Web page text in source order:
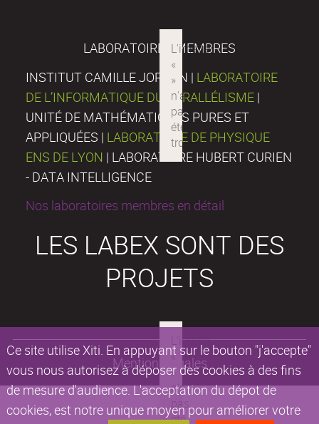
Ce site utilise Xiti. En appuyant sur le bouton "j'accepte"
vous nous autorisez à déposer des cookies à des fins
de mesure d'audience. L'acceptation du dépot de
cookies, est notre unique moyen pour améliorer votre
LABORATOIRES MEMBRES
INSTITUT CAMILLE JORDAN | LABORATOIRE
DE L’INFORMATIQUE DU PARALLÉLISME |
UNITÉ DE MATHÉMATIQUES PURES ET
APPLIQUÉES | LABORATOIRE DE PHYSIQUE
ENS DE LYON | LABORATOIRE HUBERT CURIEN
- DATA INTELLIGENCE
Nos laboratoires membres en détail
LES LABEX SONT DES
PROJETS
Mentions légales